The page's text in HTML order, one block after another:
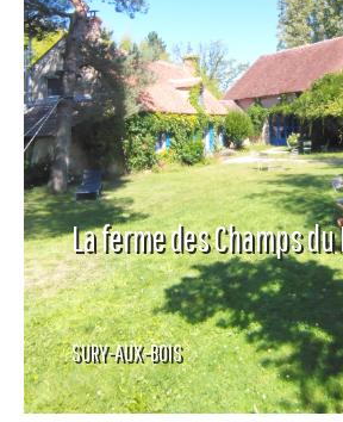
La ferme des Champs du
SURY-AUX-BOIS